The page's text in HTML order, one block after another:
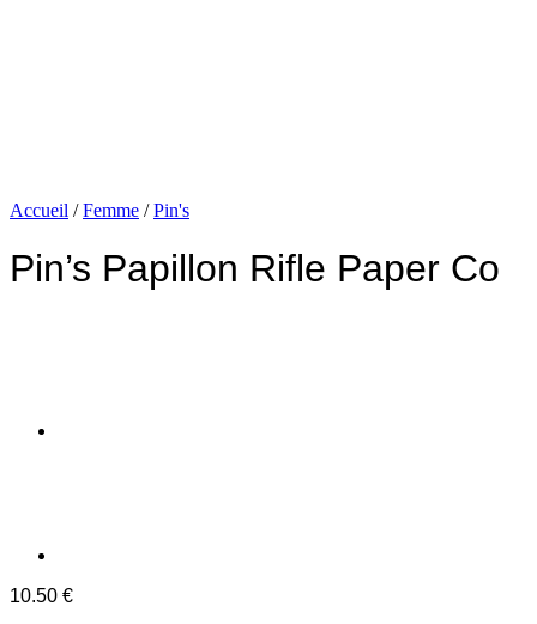
Accueil / Femme / Pin's
Pin’s Papillon Rifle Paper Co
10.50 €